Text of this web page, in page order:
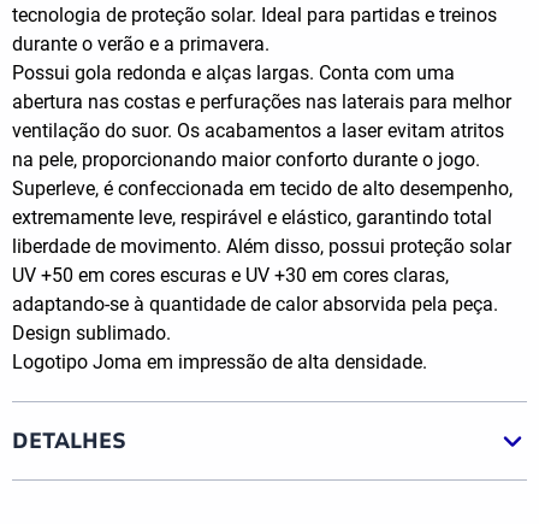
tecnologia de proteção solar. Ideal para partidas e treinos
durante o verão e a primavera.
Possui gola redonda e alças largas. Conta com uma
abertura nas costas e perfurações nas laterais para melhor
ventilação do suor. Os acabamentos a laser evitam atritos
na pele, proporcionando maior conforto durante o jogo.
Superleve, é confeccionada em tecido de alto desempenho,
extremamente leve, respirável e elástico, garantindo total
liberdade de movimento. Além disso, possui proteção solar
UV +50 em cores escuras e UV +30 em cores claras,
adaptando-se à quantidade de calor absorvida pela peça.
Design sublimado.
Logotipo Joma em impressão de alta densidade.
DETALHES